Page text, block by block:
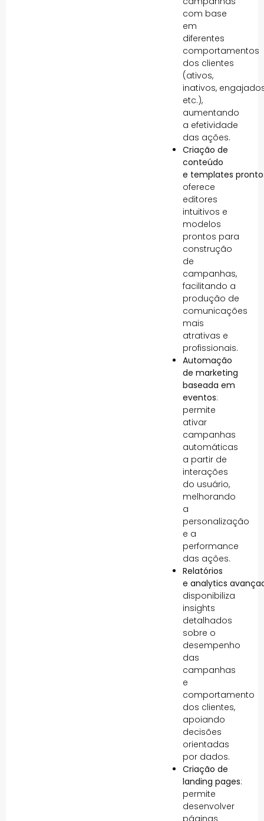
com base
em
diferentes
comportamentos
dos clientes
(ativos,
inativos,
etc.),
aumentando
a efetividade
das ações.
Criação de
conteúdo
e templates
oferece
editores
intuitivos e
modelos
prontos para
construção
de
campanhas,
facilitando a
produção de
comunicações
mais
atrativas e
profissionais.
Automação
de marketing
baseada em
eventos:
permite
ativar
campanhas
automáticas
a partir de
interações
do usuário,
melhorando
a
personalização
e a
performance
das ações.
Relatórios
e analytics
disponibiliza
insights
detalhados
sobre o
desempenho
das
campanhas
e
comportamento
dos clientes,
apoiando
decisões
orientadas
por dados.
Criação de
landing pages:
permite
desenvolver